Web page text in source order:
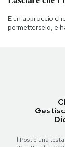
È un approccio
permetterselo, e
Il Post è una